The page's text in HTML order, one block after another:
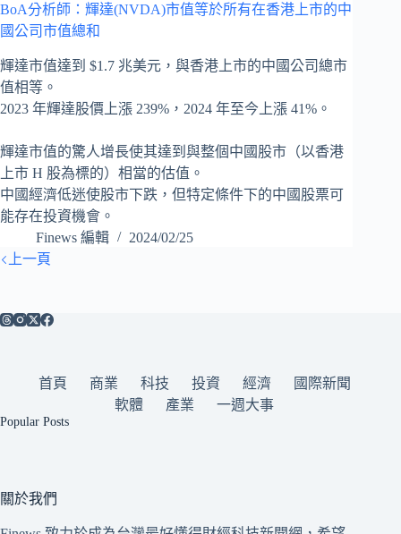
BoA分析師：輝達(NVDA)市值等於所有在香港上市的中
國公司市值總和
輝達市值達到 $1.7 兆美元，與香港上市的中國公司總市
值相等。
2023 年輝達股價上漲 239%，2024 年至今上漲 41%。
輝達市值的驚人增長使其達到與整個中國股市（以香港
上市 H 股為標的）相當的估值。
中國經濟低迷使股市下跌，但特定條件下的中國股票可
能存在投資機會。
Finews 編輯
2024/02/25
上一頁
首頁 商業 科技 投資 經濟
國際新聞
軟體
產業 一週大事
Popular Posts
關於我們